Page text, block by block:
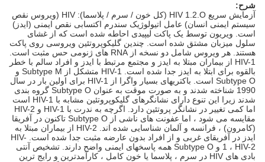
شرح:
آزمایش سریع HIV 1.2.O (کل خون / سرم / پلاسما): HIV (ویروس نقص
سیستم ایمنی انسان) عامل اتیولوژیک سندرم اکتسابی نقص ایمنی (ایدز)
است. ویریون توسط یک پاکت لیپیدی احاطه شده است که از غشای
سلول میزبان مشتق شده است. چندین گلیکوپروتئین ویروسی روی پاکت
هستند. هر ویروس شامل دو نسخه از RNA های ژنومی حس مثبت است.
HIV-1 از بیماران مبتلا به ایدز و مجتمع مرتبط با ایدز و افراد سالم با خطر
بالقوه برای ابتلا به ایدز جدا شده است. HIV-1 متشکل از Subtype M و
Subtype O است. باکتریهای بسیار واگرا از HIV-1 برای اولین بار در سال
1990 شناخته شدند و به صورت موقت به عنوان Subtype O گروه بندی
شدند زیرا این تنوع دارای نشانگرهای گلیکوپروتئین مشابه با HIV-1 است
اما کمی تغییر در نشانگر پروتئین دارد. اگرچه به ندرت با HIV-1 و HIV-2
مقایسه می شود ، اما عفونت های ناشی از Subtype O تاکنون در آفریقا
(کامرون) ، فرانسه و آلمان شناسایی شده اند. HIV-2 از بیماران مبتلا به
ایدز در آفریقای غربی و از افراد بدون عارضه مثبت جدا شده است. HIV-
1 ، HIV-2 و Subtype O همه پاسخهای ایمنی واضح دارند. تشخیص آنتی
بادی های HIV در سرم ، پلاسما یا خون کامل ، کارآمدترین و رایج ترین